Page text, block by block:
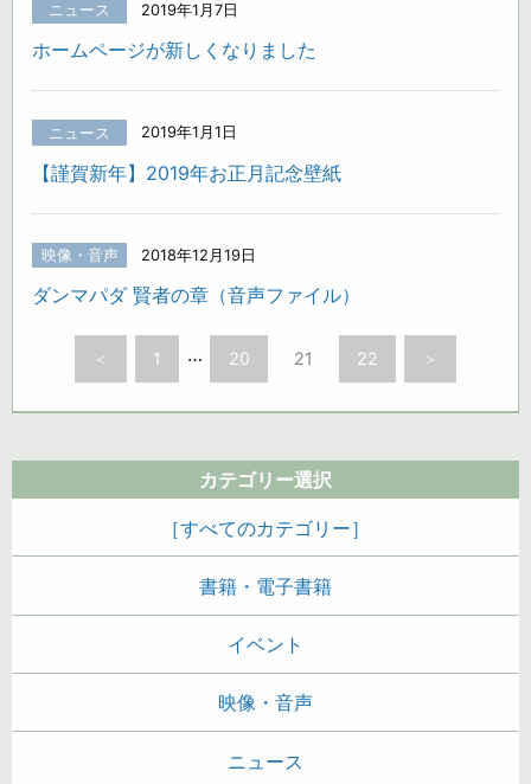
ニュース 2019年1月7日
ホームページが新しくなりました
ニュース 2019年1月1日
【謹賀新年】2019年お正月記念壁紙
映像・音声 2018年12月19日
ダンマパダ 賢者の章（音声ファイル）
＜ 1 … 20 21 22 ＞
カテゴリー選択
［すべてのカテゴリー］
書籍・電子書籍
イベント
映像・音声
ニュース